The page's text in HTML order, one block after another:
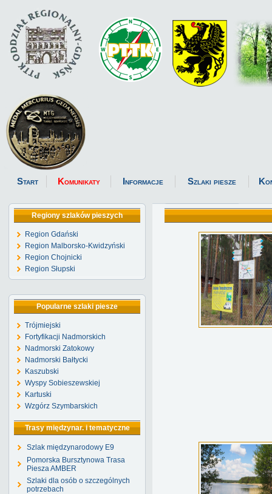
Start Komunikaty Informacje Szlaki piesze
Regiony szlaków pieszych
Region Gdański
Region Malborsko-Kwidzyński
Region Chojnicki
Region Słupski
Popularne szlaki piesze
Trójmiejski
Fortyfikacji Nadmorskich
Nadmorski Zatokowy
Nadmorski Bałtycki
Kaszubski
Wyspy Sobieszewskiej
Kartuski
Wzgórz Szymbarskich
Trasy międzynar. i tematyczne
Szlak międzynarodowy E9
Pomorska Bursztynowa Trasa
Piesza AMBER
Szlaki dla osób o szczególnych
potrzebach